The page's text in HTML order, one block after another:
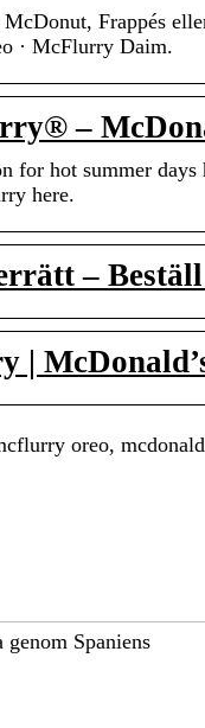
Frappés
· McFlurry Daim.
–
for hot summer
here.
–
|
oreo,